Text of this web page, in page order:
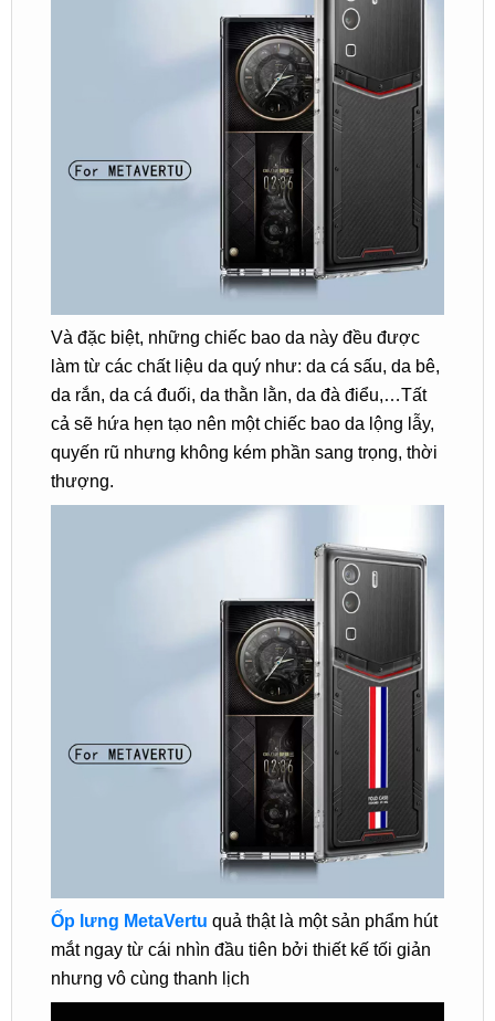
Và đặc biệt, những chiếc bao da này đều được
làm từ các chất liệu da quý như: da cá sấu, da bê,
da rắn, da cá đuối, da thằn lằn, da đà điểu,…Tất
cả sẽ hứa hẹn tạo nên một chiếc bao da lộng lẫy,
quyến rũ nhưng không kém phần sang trọng, thời
thượng.
Ốp lưng MetaVertu quả thật là một sản phẩm hút
mắt ngay từ cái nhìn đầu tiên bởi thiết kế tối giản
nhưng vô cùng thanh lịch